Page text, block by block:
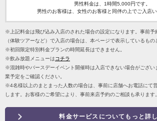
男性料金は、1時間5,000円です。
男性のお客様は、女性のお客様と同伴の上でご入店い
※上記料金は飛び込み入店のされた場合の設定になります。事前予
（体験ツアーなど）で入店の場合は、本ページで表示しているもの
※初回限定特別料金プランの時間延長はできません。
※飲み放題メニューはコチラ
※混雑時やバースデーイベント開催時は入店できない場合がござい
業予定をご確認ください。
※4名様以上のまとまった人数の場合は、事前に店舗へお電話にて
します。お客様のご希望により、事前来店予約のご相談も承ります。
料金サービスについてもっと詳